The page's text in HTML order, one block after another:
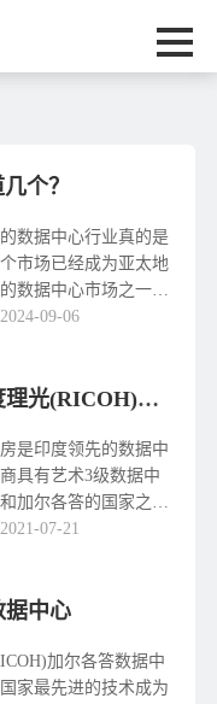
个？
数据中心行业真的是
市场已经成为亚太地
数据中心市场之一！
揭秘6个印度数据中
为印度最知名的数据
09-06
印度理光(RICOH)机房—印度理光(RICOH)服务器数据中心
是印度领先的数据中
具有艺术3级数据中
加尔各答的国家之
心的精确控制空气
07-21
据中心
加尔各答数据中
家最先进的技术成为